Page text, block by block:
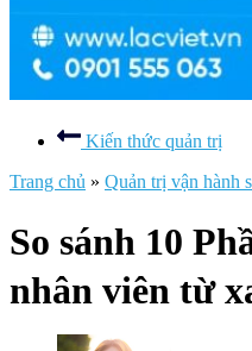
Kiến thức quản trị
Trang chủ » Quản trị vận hành
So sánh 10
nhân viên từ